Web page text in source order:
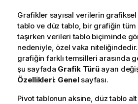
Grafikler sayısal verilerin
tablo ve düz tablo, bir grafiğin
taşırken verileri tablo biçiminde
nedeniyle, özel vaka
grafiğin farklı temsilleri arasında
şu sayfada Grafik Türüayarı
Özellikleri: Genelsayfası.
Pivot tablonun aksine, düz tablo